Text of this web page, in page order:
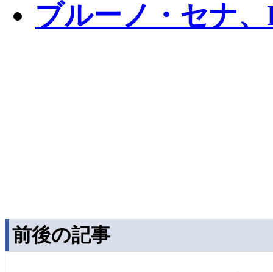
ブルーノ・セナ
前後の記事